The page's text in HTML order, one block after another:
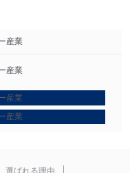
選ばれる理由